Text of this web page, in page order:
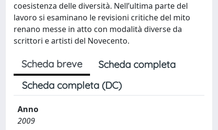
coesistenza delle diversità. Nell’ultima parte del
lavoro si esaminano le revisioni critiche del mito
renano messe in atto con modalità diverse da
scrittori e artisti del Novecento.
Scheda breve
Scheda completa
Scheda completa (DC)
Anno
2009